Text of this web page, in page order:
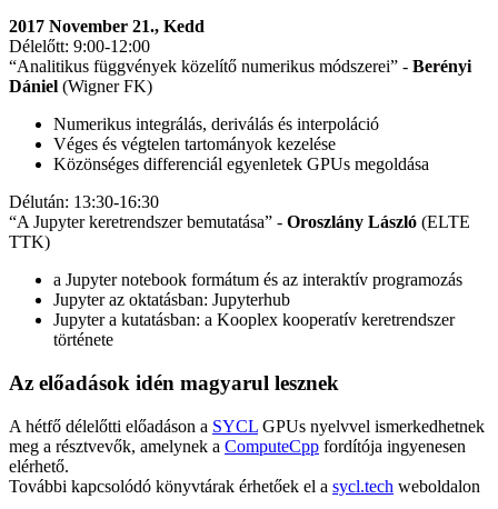
2017 November 21., Kedd
Délelőtt: 9:00-12:00
“Analitikus függvények közelítő numerikus módszerei” - Berényi
Dániel (Wigner FK)
Numerikus integrálás, deriválás és interpoláció
Véges és végtelen tartományok kezelése
Közönséges differenciál egyenletek GPUs megoldása
Délután: 13:30-16:30
“A Jupyter keretrendszer bemutatása” - Oroszlány László (ELTE
TTK)
a Jupyter notebook formátum és az interaktív programozás
Jupyter az oktatásban: Jupyterhub
Jupyter a kutatásban: a Kooplex kooperatív keretrendszer
története
Az előadások idén magyarul lesznek
A hétfő délelőtti előadáson a SYCL GPUs nyelvvel ismerkedhetnek
meg a résztvevők, amelynek a ComputeCpp fordítója ingyenesen
elérhető.
További kapcsolódó könyvtárak érhetőek el a sycl.tech weboldalon